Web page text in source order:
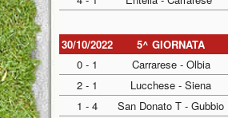
30/10/2022 5^ GIORNATA
0 - 1
Carrarese - Olbia
2 - 1
Lucchese - Siena
1 - 4
San Donato T - Gubbio